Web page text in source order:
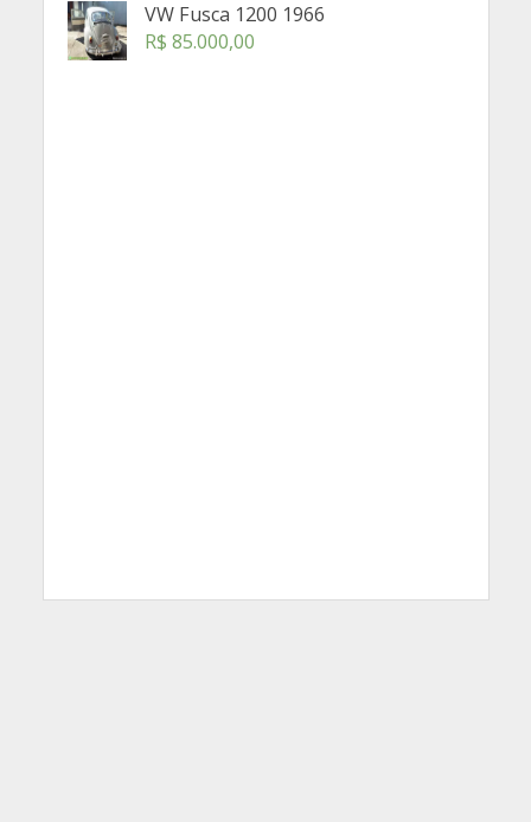
VW Fusca 1200 1966
R$ 85.000,00